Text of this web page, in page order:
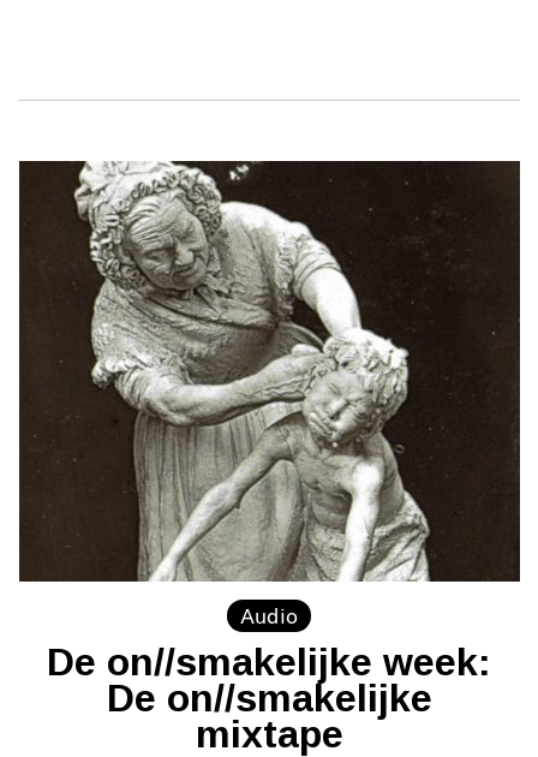
Audio
De on//smakelijke week:
De on//smakelijke
mixtape